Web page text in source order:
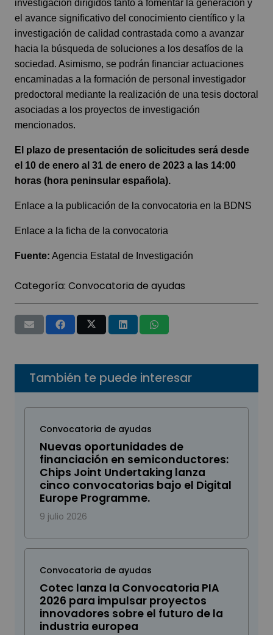
investigación dirigidos tanto a fomentar la generación y
el avance significativo del conocimiento científico y la
investigación de calidad contrastada como a avanzar
hacia la búsqueda de soluciones a los desafíos de la
sociedad. Asimismo, se podrán financiar actuaciones
encaminadas a la formación de personal investigador
predoctoral mediante la realización de una tesis doctoral
asociadas a los proyectos de investigación
mencionados.
El plazo de presentación de solicitudes será desde
el 10 de enero al 31 de enero de 2023 a las 14:00
horas (hora peninsular española).
Enlace a la publicación de la convocatoria en la BDNS
Enlace a la ficha de la convocatoria
Fuente: Agencia Estatal de Investigación
Categoría: Convocatoria de ayudas
También te puede interesar
Convocatoria de ayudas
Nuevas oportunidades de
financiación en semiconductores:
Chips Joint Undertaking lanza
cinco convocatorias bajo el Digital
Europe Programme.
9 julio 2026
Convocatoria de ayudas
Cotec lanza la Convocatoria PIA
2026 para impulsar proyectos
innovadores sobre el futuro de la
industria europea